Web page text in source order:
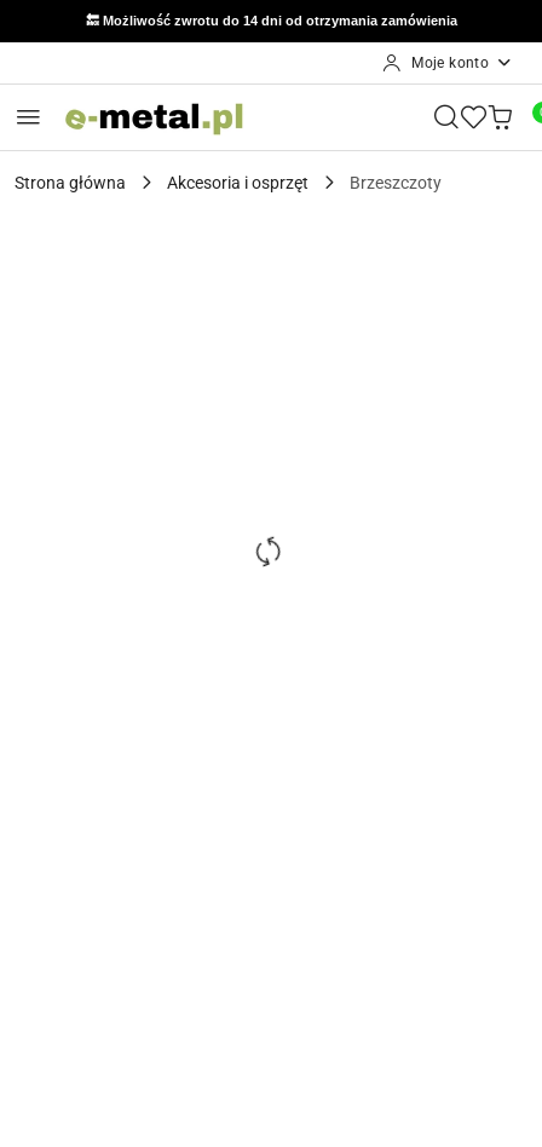
🔙 Możliwość zwrotu do 14 dni od otrzymania zamówienia
Moje konto
Strona główna Akcesoria i osprzęt Brzeszczoty